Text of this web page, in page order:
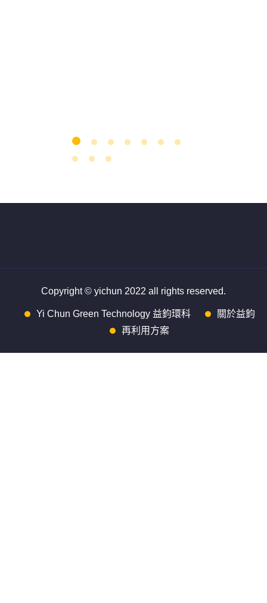
Copyright © yichun 2022 all rights reserved.
Yi Chun Green Technology 益鈞環科
關於益鈞
再利用方案